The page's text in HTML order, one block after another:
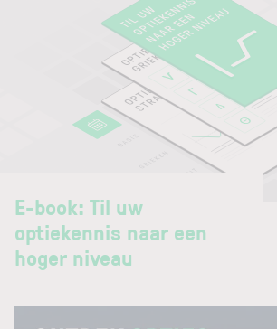
E-book: Til uw
optiekennis naar een
hoger niveau